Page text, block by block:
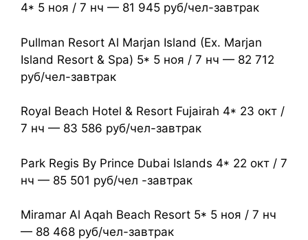
4* 5 ноя / 7 нч — 81 945 руб/чел-завтрак
Pullman Resort Al Marjan Island (Ex. Marjan
Island Resort & Spa) 5* 5 ноя / 7 нч — 82 712
руб/чел-завтрак
Royal Beach Hotel & Resort Fujairah 4* 23 окт /
7 нч — 83 586 руб/чел-завтрак
Park Regis By Prince Dubai Islands 4* 22 окт / 7
нч — 85 501 руб/чел -завтрак
Miramar Al Aqah Beach Resort 5* 5 ноя / 7 нч
— 88 468 руб/чел-завтрак